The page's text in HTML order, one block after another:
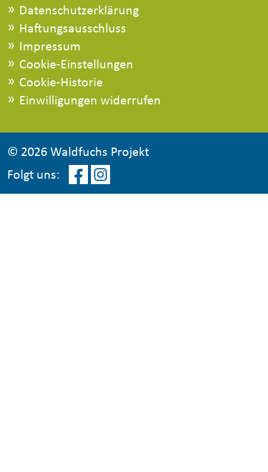
Datenschutzerklärung
Haftungsausschluss
Impressum
Cookie-Einstellungen
Cookie-Historie
Einwilligungen widerrufen
© 2026 Waldfuchs Projekt
Folgt uns: